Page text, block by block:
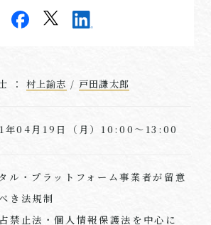
： 村上諭志 / 戸田謙太郎
年04月19日（月）10:00～13:00
ル・プラットフォーム事業者が留意
き法規制
禁止法・個人情報保護法を中心に